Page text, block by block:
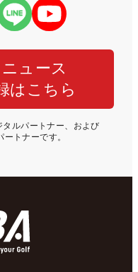
ュース
はこちら
ルパートナー、および
トナーです。